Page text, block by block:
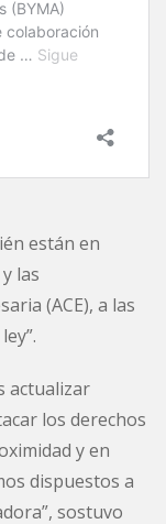
están en
las
(ACE), a las
actualizar
los derechos
y en
dispuestos a
sostuvo